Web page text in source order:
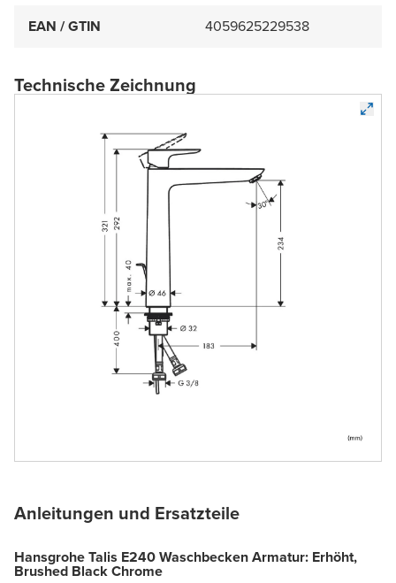
EAN / GTIN 4059625229538
Technische Zeichnung
Anleitungen und Ersatzteile
Hansgrohe Talis E240 Waschbecken Armatur: Erhöht,
Brushed Black Chrome